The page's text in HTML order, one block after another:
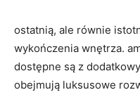
ostatnią, ale równie
wykończenia wnętrza.
dostępne są z
obejmują luksusowe